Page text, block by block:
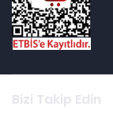
Bizi Takip Edin